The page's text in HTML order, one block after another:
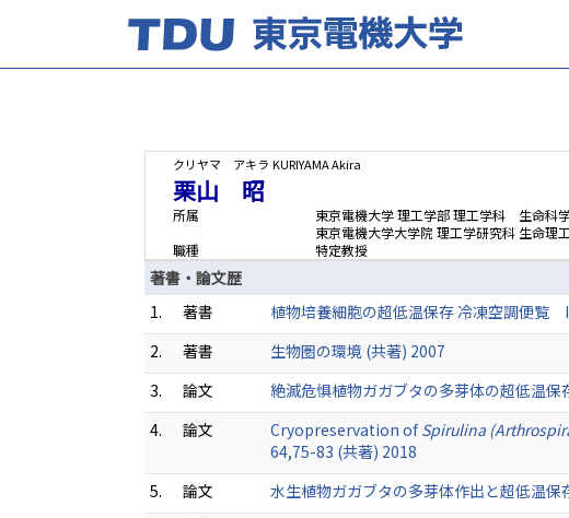
クリヤマ アキラ KURIYAMA Akira
栗山 昭
所属
東京電機大学 理工学部 理工学科 生命科
東京電機大学大学院 理工学研究科 生命理
職種
特定教授
著書・論文歴
1.
著書
植物培養細胞の超低温保存 冷凍空調便
2.
著書
生物圏の環境 (共著) 2007
3.
論文
絶滅危惧植物ガガブタの多芽体の超低温
4.
論文 Cryopreservation ofSpirulina
64,75-83 (共著) 2018
5.
論文
水生植物ガガブタの多芽体作出と超低温